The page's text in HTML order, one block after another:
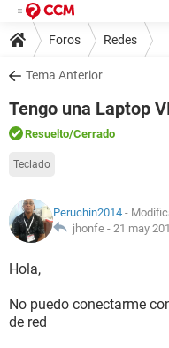
Foros Redes
Tema Anterior
Tengo una Laptop
Resuelto/Cerrado
Teclado
Peruchin2014 -
jhonfe - 21 may
Hola,
No puedo conectarme
de red